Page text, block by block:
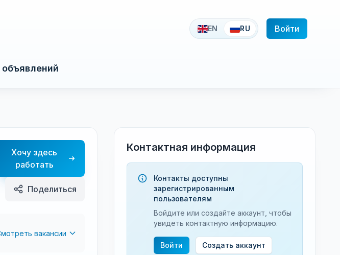
EN RU Войти
Хочу здесь
работать
Поделиться
вакансии
Контактная информация
Контакты доступны
зарегистрированным
пользователям
Войдите или создайте аккаунт, чтобы
увидеть контактную информацию.
Войти Создать аккаунт